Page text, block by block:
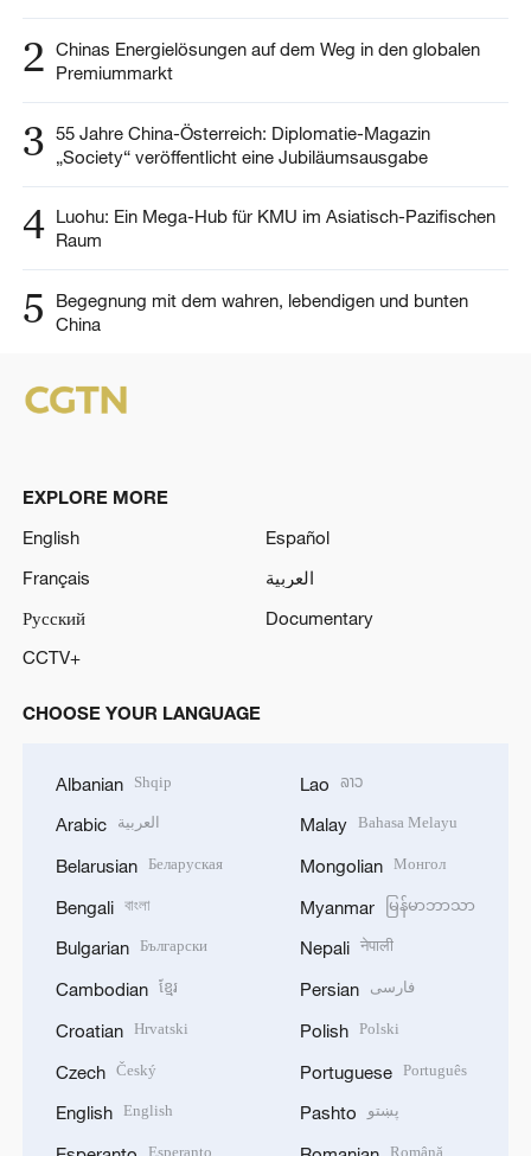
2 Chinas Energielösungen auf dem Weg in den globalen
Premiummarkt
3 55 Jahre China-Österreich: Diplomatie-Magazin
„Society“ veröffentlicht eine Jubiläumsausgabe
4 Luohu: Ein Mega-Hub für KMU im Asiatisch-Pazifischen
Raum
5
Begegnung mit dem wahren, lebendigen und bunten
China
EXPLORE MORE
English
Español
Français
العربية
Русский
Documentary
CCTV+
CHOOSE YOUR LANGUAGE
Albanian Shqip
Arabic العربية
Belarusian Беларуская
Bengali বাংলা
Bulgarian Български
Cambodian ខ្មែរ
Croatian Hrvatski
Czech Český
English English
Lao ລາວ
Malay Bahasa Melayu
Mongolian Монгол
Myanmar မြန်မာဘာသာ
Nepali नेपाली
Persian فارسی
Polish Polski
Portuguese Português
Pashto پښتو